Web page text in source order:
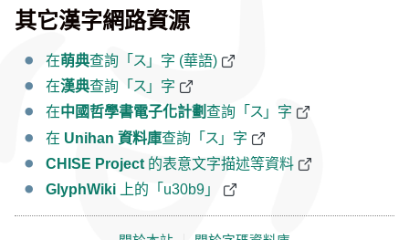
其它漢字網路資源
在萌典查詢「ス」字 (華語)
在漢典查詢「ス」字
在中國哲學書電子化計劃查詢「ス」字
在 Unihan 資料庫查詢「ス」字
CHISE Project 的表意文字描述等資料
GlyphWiki 上的「u30b9」